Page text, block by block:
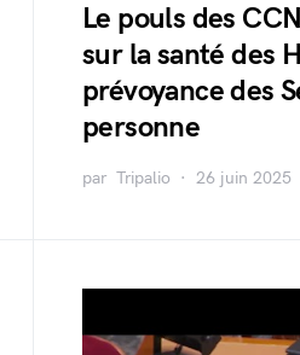
Le pouls des
sur la santé des
prévoyance des
personne
par Tripalio 26 juin 2025